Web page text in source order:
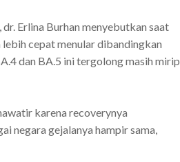
Erlina Burhan menyebutkan saat
cepat menular dibandingkan
dan BA.5 ini tergolong masih mirip
karena recoverynya
negara gejalanya hampir sama,